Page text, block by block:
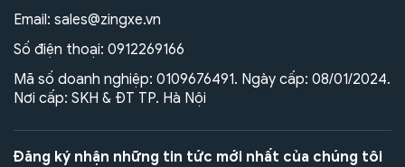
Email: sales@zingxe.vn
Số điện thoại: 0912269166
Mã số doanh nghiệp: 0109676491. Ngày cấp: 08/01/2024.
Nơi cấp: SKH & ĐT TP. Hà Nội
Đăng ký nhận những tin tức mới nhất của chúng tôi